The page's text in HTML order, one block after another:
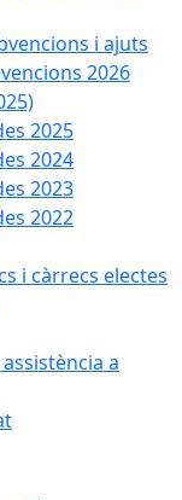
i ajuts
2026
2025
2024
2023
2022
i càrrecs electes
a